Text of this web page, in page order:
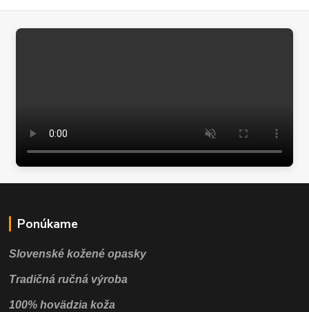
Ponúkame
Slovenské kožené opasky
Tradičná ručná výroba
100% hovädzia koža